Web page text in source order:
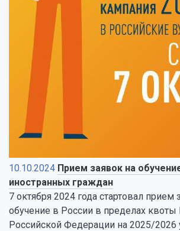
10.10.2024 Прием заявок на
иностранных граждан
7 октября 2024 года стартовал прием
обучение в России в пределах квоты
Российской Федерации на 2025/2026